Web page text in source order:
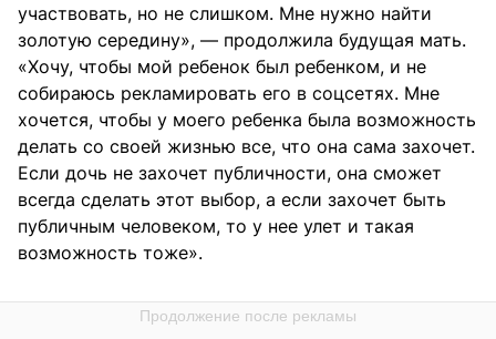
участвовать, но не слишком. Мне нужно найти
золотую середину», — продолжила будущая мать.
«Хочу, чтобы мой ребенок был ребенком, и не
собираюсь рекламировать его в соцсетях. Мне
хочется, чтобы у моего ребенка была возможность
делать со своей жизнью все, что она сама захочет.
Если дочь не захочет публичности, она сможет
всегда сделать этот выбор, а если захочет быть
публичным человеком, то у нее улет и такая
возможность тоже».